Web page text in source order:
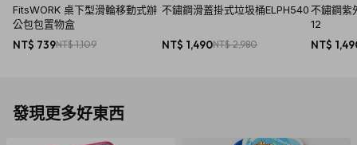
FitsWORK 桌下型滑輪移動式辦
公包包置物盒
NT$ 739NT$ 1,109
不鏽鋼滑蓋掛式垃圾桶ELPH540
NT$ 1,490NT$ 2,980
不鏽鋼紫
12
NT$
發現更多好東西